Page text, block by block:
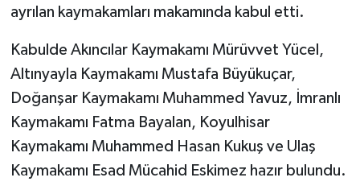
ayrılan kaymakamları makamında kabul etti.
Kabulde Akıncılar Kaymakamı Mürüvvet Yücel,
Altınyayla Kaymakamı Mustafa Büyükuçar,
Doğanşar Kaymakamı Muhammed Yavuz, İmranlı
Kaymakamı Fatma Bayalan, Koyulhisar
Kaymakamı Muhammed Hasan Kukuş ve Ulaş
Kaymakamı Esad Mücahid Eskimez hazır bulundu.
TEKNOLOJİ
YAŞAM